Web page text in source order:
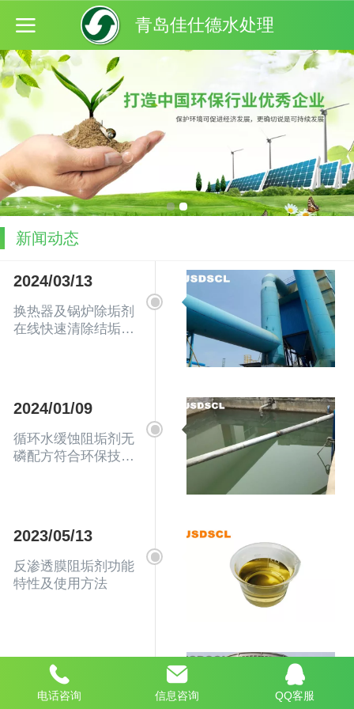
青岛佳仕德水处理
新闻动态
2024/03/13
换热器及锅炉除垢剂
在线快速清除结垢不
2024/01/09
循环水缓蚀阻垢剂无
磷配方符合环保技术
2023/05/13
反渗透膜阻垢剂功能
特性及使用方法
2023/04/10
循环水阻垢剂应用及
电话咨询 信息咨询 QQ客服